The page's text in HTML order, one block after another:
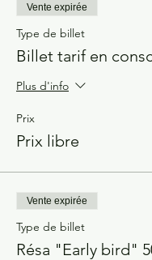
Vente expirée
Type de billet
Billet tarif en
Plus d'info
Prix
Prix libre
Vente expirée
Type de billet
Résa "Early bird"